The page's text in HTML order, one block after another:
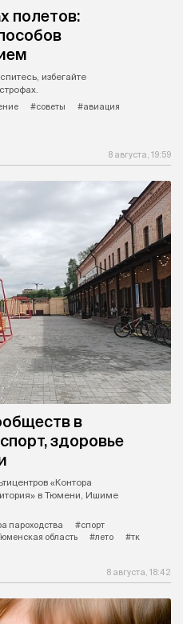
полетов:
избегайте
#советы
#авиация
8 августа, 19:59
в
здоровье
«Контора
в Тюмени, Ишиме
пароходства
#спорт
область #лето #тк
8 августа, 18:42